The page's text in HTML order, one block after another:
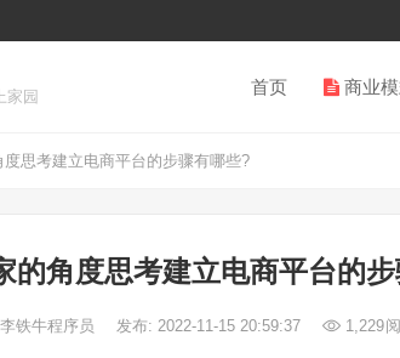
家园
首页 商业
度思考建立电商平台的步骤有哪些?
的角度思考建立电商平台的
李铁牛程序员 发布: 2022-11-15 20:59:37 1,229